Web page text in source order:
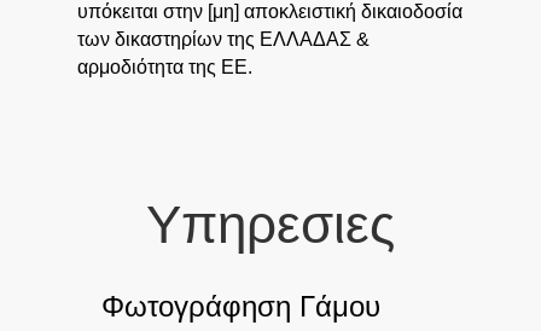
υπόκειται στην [μη] αποκλειστική δικαιοδοσία
των δικαστηρίων της ΕΛΛΑΔΑΣ &
αρμοδιότητα της ΕΕ.
Υπηρεσιες
Φωτογράφηση Γάμου